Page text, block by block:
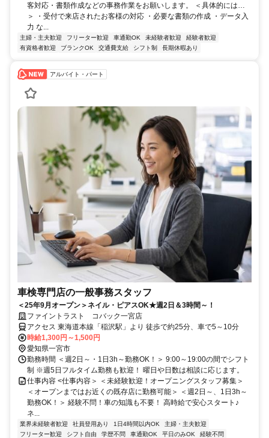
客対応・書類作成などの事務作業をお願いします。 ＜具体的には…
＞ ・受付で来店されたお客様の対応 ・必要な書類の作成 ・データ入
力 な...
主婦・主夫歓迎 フリーター歓迎 車通勤OK 未経験者歓迎
経験者歓迎
有資格者歓迎
ブランクOK 交通費支給 シフト制 長期休暇あり
アルバイト・パート
車検専門店の一般事務スタッフ
＜25年9月オープン＞ネイル・ピアスOK★週2日＆3時間～！
ファイントラスト コバック一宮店
アクセス 東海道本線「稲沢駅」より 徒歩で約25分、車で5～10分
時給1,300円～1,500円
愛知県一宮市
勤務時間 ＜週2日～・1日3h～勤務OK！＞ 9:00～19:00の間でシフト
制 ※週5日フルタイム勤務も歓迎！ 曜日や日数は相談に応じます。
仕事内容 <仕事内容＞ ＜未経験歓迎！オープニングスタッフ募集＞
＜オープンまではお近くの既存店に勤務可能＞ ＜週2日～、1日3h～
勤務OK！＞ 経験不問！車の知識も不要！ 高時給で安心スタート♪
ネ...
業界未経験者歓迎 社員登用あり 1日4時間以内OK
主婦・主夫歓迎
フリーター歓迎
シフト自由 学歴不問 車通勤OK 平日のみOK
経験不問